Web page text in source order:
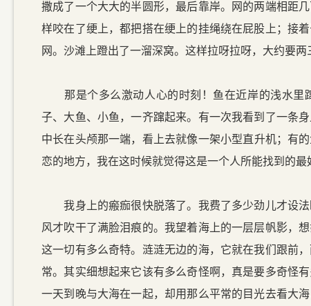
撒成了一个大大的半圆形，最后靠岸。网的两端相距
样咬在了绠上，都把搭在绠上的挂绳绕在屁股上；接
网。沙滩上蹬出了一溜深窝。这样拉呀拉呀，大约要两
那是个多么激动人心的时刻！鱼在近岸的浅水里
子、大鱼、小鱼，一齐蹿起来。有一次我看到了一条
中长在头颅那一端，看上去就像一架小型直升机；
恋的地方，我在这时候就觉得这是一个人所能找到的最
我身上的瘢痂很快脱落了。我费了多少劲儿才设
风才吹干了满脸泪痕的。我望着海上的一层层帆影，
这一切有多么奇特。涟涟无边的海，它就在我们跟前
常。其实细想起来它该有多么奇怪啊，真是要多奇怪
一天到晚与大海在一起，却用那么平常的目光去看大